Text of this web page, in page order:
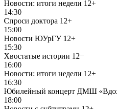
Новости: итоги недели 12+
14:30
Спроси доктора 12+
15:00
Новости ЮУрГУ 12+
15:30
Хвостатые истории 12+
16:00
Новости: итоги недели 12+
16:30
Юбилейный концерт ДМШ
18:00